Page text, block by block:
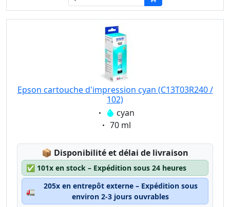
Epson cartouche d'impression cyan (C13T03R240 /
102)
Eigenschaft:
cyan
Eigenschaft:
70 ml
📦 Lagerstatus:
Disponibilité et délai de livraison
✅ 101x en stock – Expédition sous 24 heures
🚛
205x en entrepôt externe – Expédition sous
environ 2-3 jours ouvrables